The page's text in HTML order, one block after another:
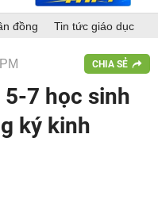
đồng Tin tức giáo dục
CHIA SẺ
5-7 học sinh
ký kinh